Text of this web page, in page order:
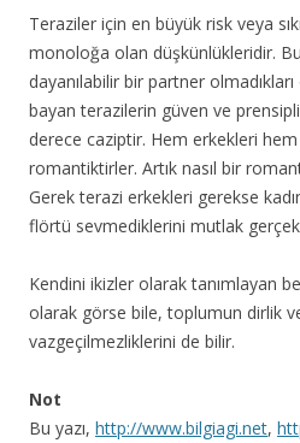
Teraziler için en büyük risk veya
monoloğa olan düşkünlükleridir. Bu
dayanılabilir bir partner
bayan terazilerin güven ve
derece caziptir. Hem erkekleri hem
romantiktirler. Artık nasıl bir
Gerek terazi erkekleri gerekse
flörtü sevmediklerini mutlak
Kendini ikizler olarak tanımlayan
olarak görse bile, toplumun dirlik
vazgeçilmezliklerini de bilir.
Not
Bu yazı, http://www.bilgiagi.net,